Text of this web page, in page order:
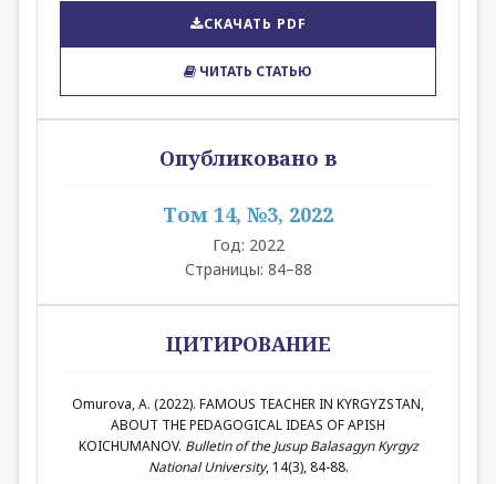
СКАЧАТЬ PDF
ЧИТАТЬ СТАТЬЮ
Опубликовано в
Том 14, №3, 2022
Год: 2022
Страницы: 84–88
ЦИТИРОВАНИЕ
Omurova, A. (2022). FAMOUS TEACHER IN KYRGYZSTAN,
ABOUT THE PEDAGOGICAL IDEAS OF APISH
KOICHUMANOV. Bulletin of the Jusup Balasagyn Kyrgyz
National University, 14(3), 84-88.